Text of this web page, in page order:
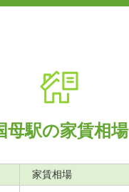
母駅の家賃相場
家賃相場